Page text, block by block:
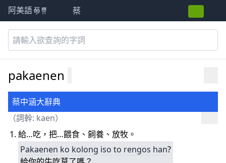
阿美語萌典 蔡
pakaenen
蔡中涵大辭典
（詞幹: kaen）
給…吃，把…餵食、飼養、放牧。
Pakaenen ko kolong iso to rengos han?